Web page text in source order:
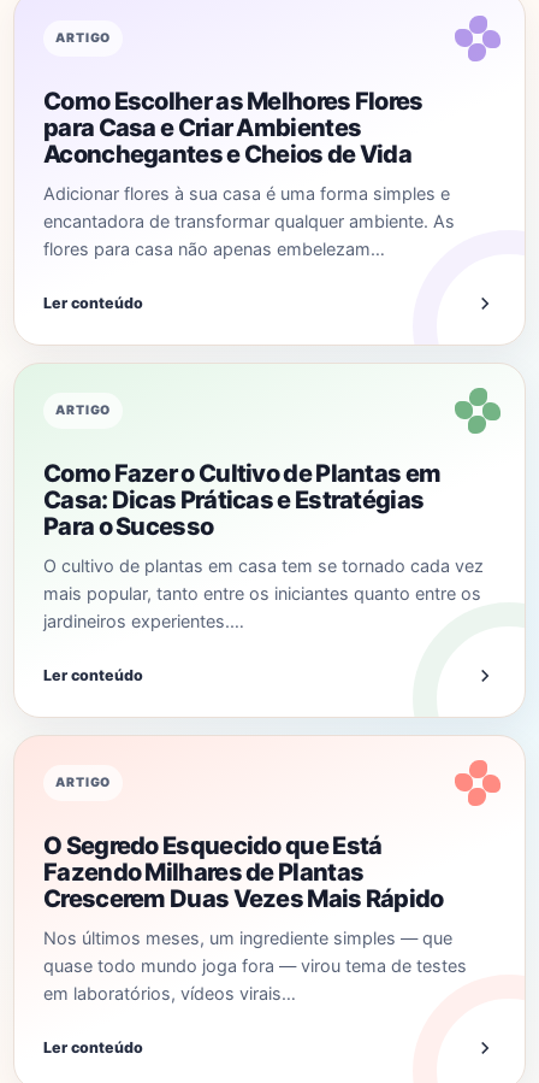
ARTIGO
Como Escolher as Melhores Flores
para Casa e Criar Ambientes
Aconchegantes e Cheios de Vida
Adicionar flores à sua casa é uma forma simples e
encantadora de transformar qualquer ambiente. As
flores para casa não apenas embelezam…
Ler conteúdo
ARTIGO
Como Fazer o Cultivo de Plantas em
Casa: Dicas Práticas e Estratégias
Para o Sucesso
O cultivo de plantas em casa tem se tornado cada vez
mais popular, tanto entre os iniciantes quanto entre os
jardineiros experientes.…
Ler conteúdo
ARTIGO
O Segredo Esquecido que Está
Fazendo Milhares de Plantas
Crescerem Duas Vezes Mais Rápido
Nos últimos meses, um ingrediente simples — que
quase todo mundo joga fora — virou tema de testes
em laboratórios, vídeos virais…
Ler conteúdo